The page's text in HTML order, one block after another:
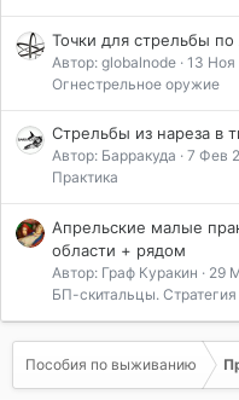
Точки для стрельбы по
Автор: globalnode 13 Ноя
Огнестрельное оружие
Стрельбы из нареза в
Автор: Барракуда 7 Фев
Практика
Апрельские малые
области + рядом
Автор: Граф Куракин 29
БП-скитальцы.
Пособия по выживанию